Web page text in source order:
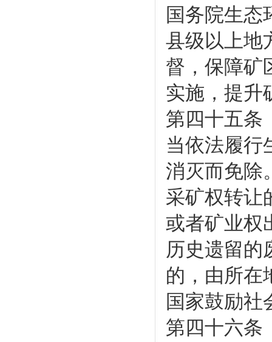
国务院生态
县级以上地
督，保障矿
实施，提升
第四十五
当依法履行
消灭而免除
采矿权转让
或者矿业权
历史遗留的
的，由所在
国家鼓励社
第四十六